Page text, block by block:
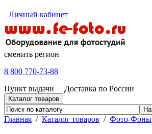
Личный кабинет
сменить регион
8 800 770-73-88
Пункт выдачи
Доставка по России
Каталог товаров
Главная / Каталог товаров / Фото-Фоны